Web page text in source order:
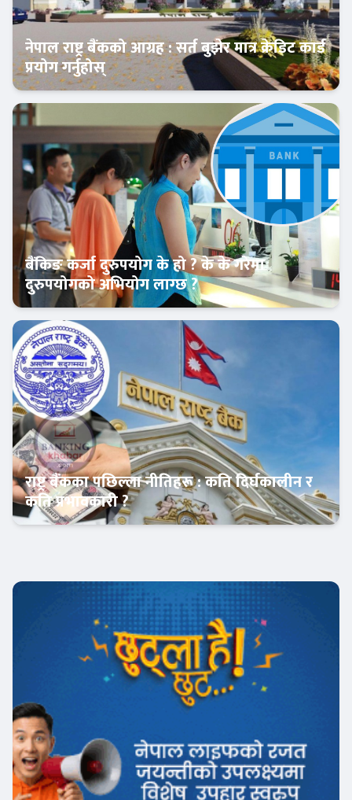
Banner News
नेपाल राष्ट्र बैंकको आग्रह : सर्त बुझेर मात्र क्रेडिट कार्ड
प्रयोग गर्नुहोस्
आजको विशेष
बैंकिङ कर्जा दुरुपयोग के हो ? के के गरेमा
दुरुपयोगको अभियोग लाग्छ ?
राष्ट्र बैंकका पछिल्ला नीतिहरू : कति दिर्घकालीन र
कति प्रभावकारी ?